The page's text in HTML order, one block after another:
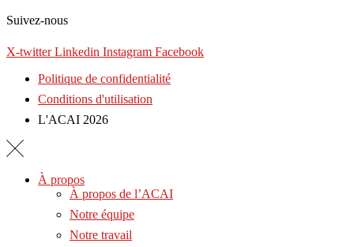
Suivez-nous
X-twitter Linkedin Instagram Facebook
Politique de confidentialité
Conditions d'utilisation
L'ACAI 2026
À propos
À propos de l’ACAI
Notre équipe
Notre travail